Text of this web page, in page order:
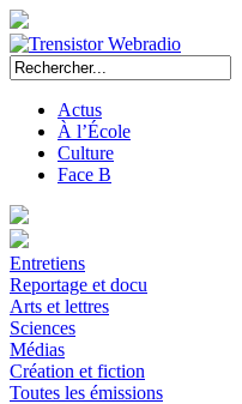
Actus
À l’École
Culture
Face B
Entretiens
Reportage et docu
Arts et lettres
Sciences
Médias
Création et fiction
Toutes les émissions